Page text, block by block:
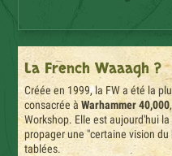
La French Waaagh ?
Créée en 1999, la FW a été la
consacrée àWarhammer 40,000
Workshop. Elle est aujourd'hui
propager une "certaine vision
tablées.